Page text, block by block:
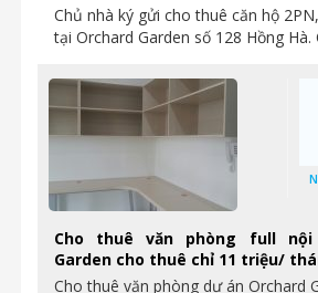
Chủ nhà ký gửi cho thuê căn hộ
tại Orchard Garden số 128 Hồng Hà.
Cho thuê văn phòng full
Garden cho thuê chỉ 11 triệu/
Cho thuê văn phòng dự án Orchard